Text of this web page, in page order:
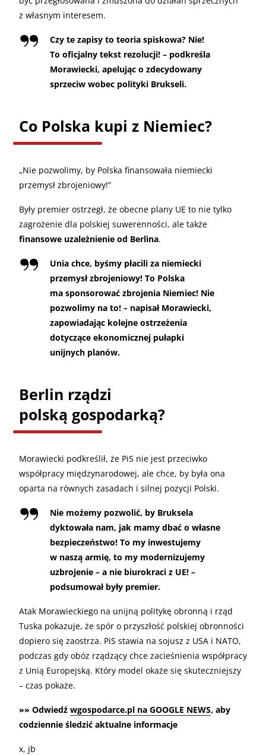
z własnym interesem.
Czy te zapisy to teoria spiskowa? Nie!
To oficjalny tekst rezolucji! – podkreśla
Morawiecki, apelując o zdecydowany
sprzeciw wobec polityki Brukseli.
Co Polska kupi z Niemiec?
„Nie pozwolimy, by Polska finansowała niemiecki
przemysł zbrojeniowy!”
Były premier ostrzegł, że obecne plany UE to nie tylko
zagrożenie dla polskiej suwerenności, ale także
finansowe uzależnienie od Berlina.
Unia chce, byśmy płacili za niemiecki
przemysł zbrojeniowy! To Polska
ma sponsorować zbrojenia Niemiec! Nie
pozwolimy na to! – napisał Morawiecki,
zapowiadając kolejne ostrzeżenia
dotyczące ekonomicznej pułapki
unijnych planów.
Berlin rządzi
polską gospodarką?
Morawiecki podkreślił, że PiS nie jest przeciwko
współpracy międzynarodowej, ale chce, by była ona
oparta na równych zasadach i silnej pozycji Polski.
Nie możemy pozwolić, by Bruksela
dyktowała nam, jak mamy dbać o własne
bezpieczeństwo! To my inwestujemy
w naszą armię, to my modernizujemy
uzbrojenie – a nie biurokraci z UE! –
podsumował były premier.
Atak Morawieckiego na unijną politykę obronną i rząd
Tuska pokazuje, że spór o przyszłość polskiej obronności
dopiero się zaostrza. PiS stawia na sojusz z USA i NATO,
podczas gdy obóz rządzący chce zacieśnienia współpracy
z Unią Europejską. Który model okaże się skuteczniejszy
– czas pokaże.
»» Odwiedź wgospodarce.pl na GOOGLE NEWS, aby
codziennie śledzić aktualne informacje
x, jb